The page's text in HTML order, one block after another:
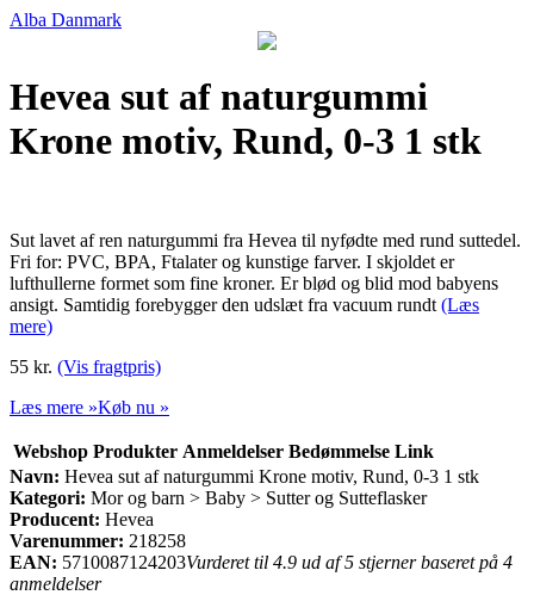
Alba Danmark
Hevea sut af naturgummi
Krone motiv, Rund, 0-3 1 stk
Sut lavet af ren naturgummi fra Hevea til nyfødte med rund suttedel.
Fri for: PVC, BPA, Ftalater og kunstige farver. I skjoldet er
lufthullerne formet som fine kroner. Er blød og blid mod babyens
ansigt. Samtidig forebygger den udslæt fra vacuum rundt (Læs
mere)
55 kr. (Vis fragtpris)
Læs mere »Køb nu »
Webshop Produkter Anmeldelser Bedømmelse Link
Navn: Hevea sut af naturgummi Krone motiv, Rund, 0-3 1 stk
Kategori: Mor og barn > Baby > Sutter og Sutteflasker
Producent: Hevea
Varenummer: 218258
EAN: 5710087124203Vurderet til 4.9 ud af 5 stjerner baseret på 4
anmeldelser